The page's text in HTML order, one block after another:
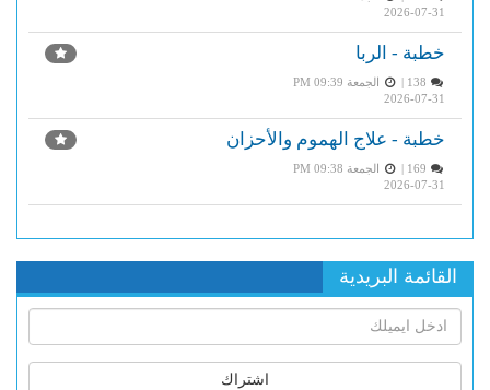
2026-07-31
خطبة - الربا
الجمعة PM 09:39
2026-07-31
خطبة - علاج الهموم والأحزان
الجمعة PM 09:38
2026-07-31
القائمة البريدية
اشتراك